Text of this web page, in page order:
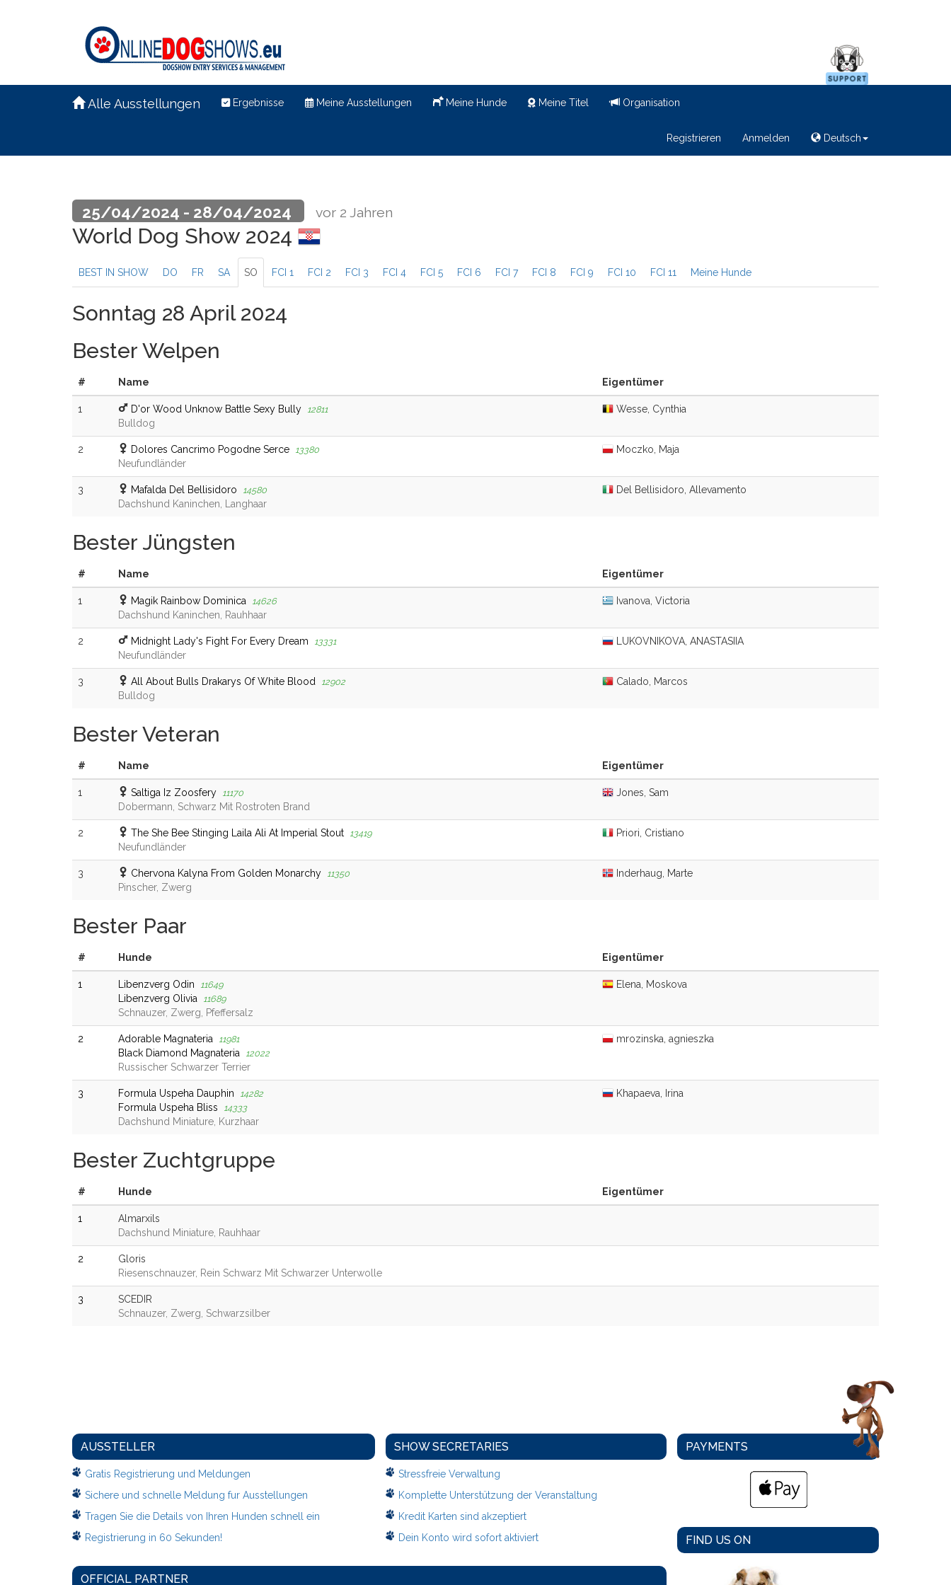
Alle Ausstellungen Ergebnisse Meine Ausstellungen Meine Hunde Meine Titel Organisation
Registrieren Anmelden Deutsch
25/04/2024 - 28/04/2024 vor 2 Jahren
World Dog Show 2024
BEST IN SHOW DO FR SA SO FCI 1 FCI 2 FCI 3 FCI 4 FCI 5 FCI 6 FCI 7 FCI 8 FCI 9 FCI 10 FCI 11 Meine Hunde
Sonntag 28 April 2024
Bester Welpen
# Name Eigentümer
1 D'or Wood Unknow Battle Sexy Bully 12811
Bulldog
Wesse, Cynthia
2 Dolores Cancrimo Pogodne Serce 13380
Neufundländer
Moczko, Maja
3 Mafalda Del Bellisidoro 14580
Dachshund Kaninchen, Langhaar
Del Bellisidoro, Allevamento
Bester Jüngsten
# Name Eigentümer
1 Magik Rainbow Dominica 14626
Dachshund Kaninchen, Rauhhaar
Ivanova, Victoria
2 Midnight Lady's Fight For Every Dream 13331
Neufundländer
LUKOVNIKOVA, ANASTASIIA
3 All About Bulls Drakarys Of White Blood 12902
Bulldog
Calado, Marcos
Bester Veteran
# Name Eigentümer
1 Saltiga Iz Zoosfery 11170
Dobermann, Schwarz Mit Rostroten Brand
Jones, Sam
2 The She Bee Stinging Laila Ali At Imperial Stout 13419
Neufundländer
Priori, Cristiano
3 Chervona Kalyna From Golden Monarchy 11350
Pinscher, Zwerg
Inderhaug, Marte
Bester Paar
# Hunde Eigentümer
1 Libenzverg Odin 11649
Libenzverg Olivia 11689
Schnauzer, Zwerg, Pfeffersalz
Elena, Moskova
2 Adorable Magnateria 11981
Black Diamond Magnateria 12022
Russischer Schwarzer Terrier
mrozinska, agnieszka
3 Formula Uspeha Dauphin 14282
Formula Uspeha Bliss 14333
Dachshund Miniature, Kurzhaar
Khapaeva, Irina
Bester Zuchtgruppe
# Hunde Eigentümer
1
Almarxils
Dachshund Miniature, Rauhhaar
2
Gloris
Riesenschnauzer, Rein Schwarz Mit Schwarzer Unterwolle
3
SCEDIR
Schnauzer, Zwerg, Schwarzsilber
AUSSTELLER
Gratis Registrierung und Meldungen
Sichere und schnelle Meldung fur Ausstellungen
Tragen Sie die Details von Ihren Hunden schnell ein
Registrierung in 60 Sekunden!
SHOW SECRETARIES
Stressfreie Verwaltung
Komplette Unterstützung der Veranstaltung
Kredit Karten sind akzeptiert
Dein Konto wird sofort aktiviert
OFFICIAL PARTNER
PAYMENTS
FIND US ON